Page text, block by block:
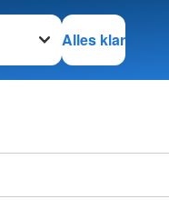
zu
Alles klar